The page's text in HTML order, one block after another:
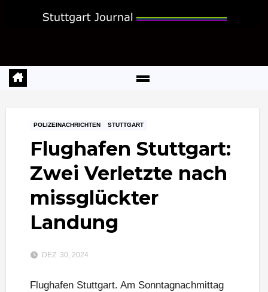
POLIZEINACHRICHTEN STUTTGART
Flughafen Stuttgart:
Zwei Verletzte nach
missglückter
Landung
DEZ. 30, 2024
Flughafen Stuttgart. Am Sonntagnachmittag